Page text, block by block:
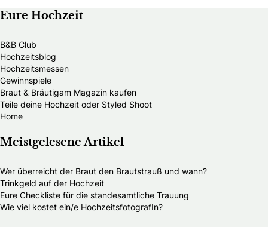
Eure Hochzeit
B&B Club
Hochzeitsblog
Hochzeitsmessen
Gewinnspiele
Braut & Bräutigam Magazin kaufen
Teile deine Hochzeit oder Styled Shoot
Home
Meistgelesene Artikel
Wer überreicht der Braut den Brautstrauß und wann?
Trinkgeld auf der Hochzeit
Eure Checkliste für die standesamtliche Trauung
Wie viel kostet ein/e HochzeitsfotografIn?